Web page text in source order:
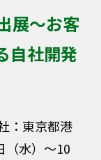
展～お客
自社開発
：東京都港
（水）～10